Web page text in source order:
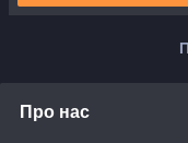
Про нас